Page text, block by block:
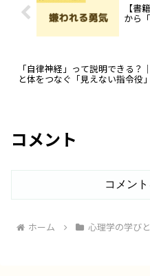
【書
から
「自律神経」って説明できる？
と体をつなぐ「見えない指令役」
コメント
コメン
ホーム 心理学の学び